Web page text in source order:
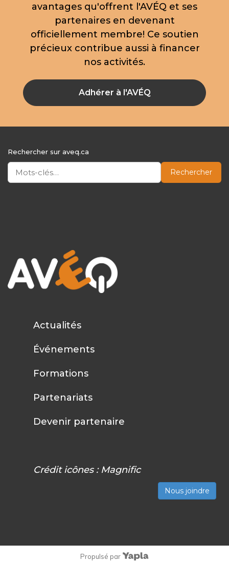
avantages qu'offrent l'AVÉQ et ses
partenaires en devenant
officiellement membre! Ce soutien
précieux contribue aussi à financer
nos activités.
Adhérer à l'AVÉQ
Rechercher sur aveq.ca
Rechercher
Actualités
Événements
Formations
Partenariats
Devenir partenaire
Crédit icônes : Magnific
Nous joindre
Propulsé par